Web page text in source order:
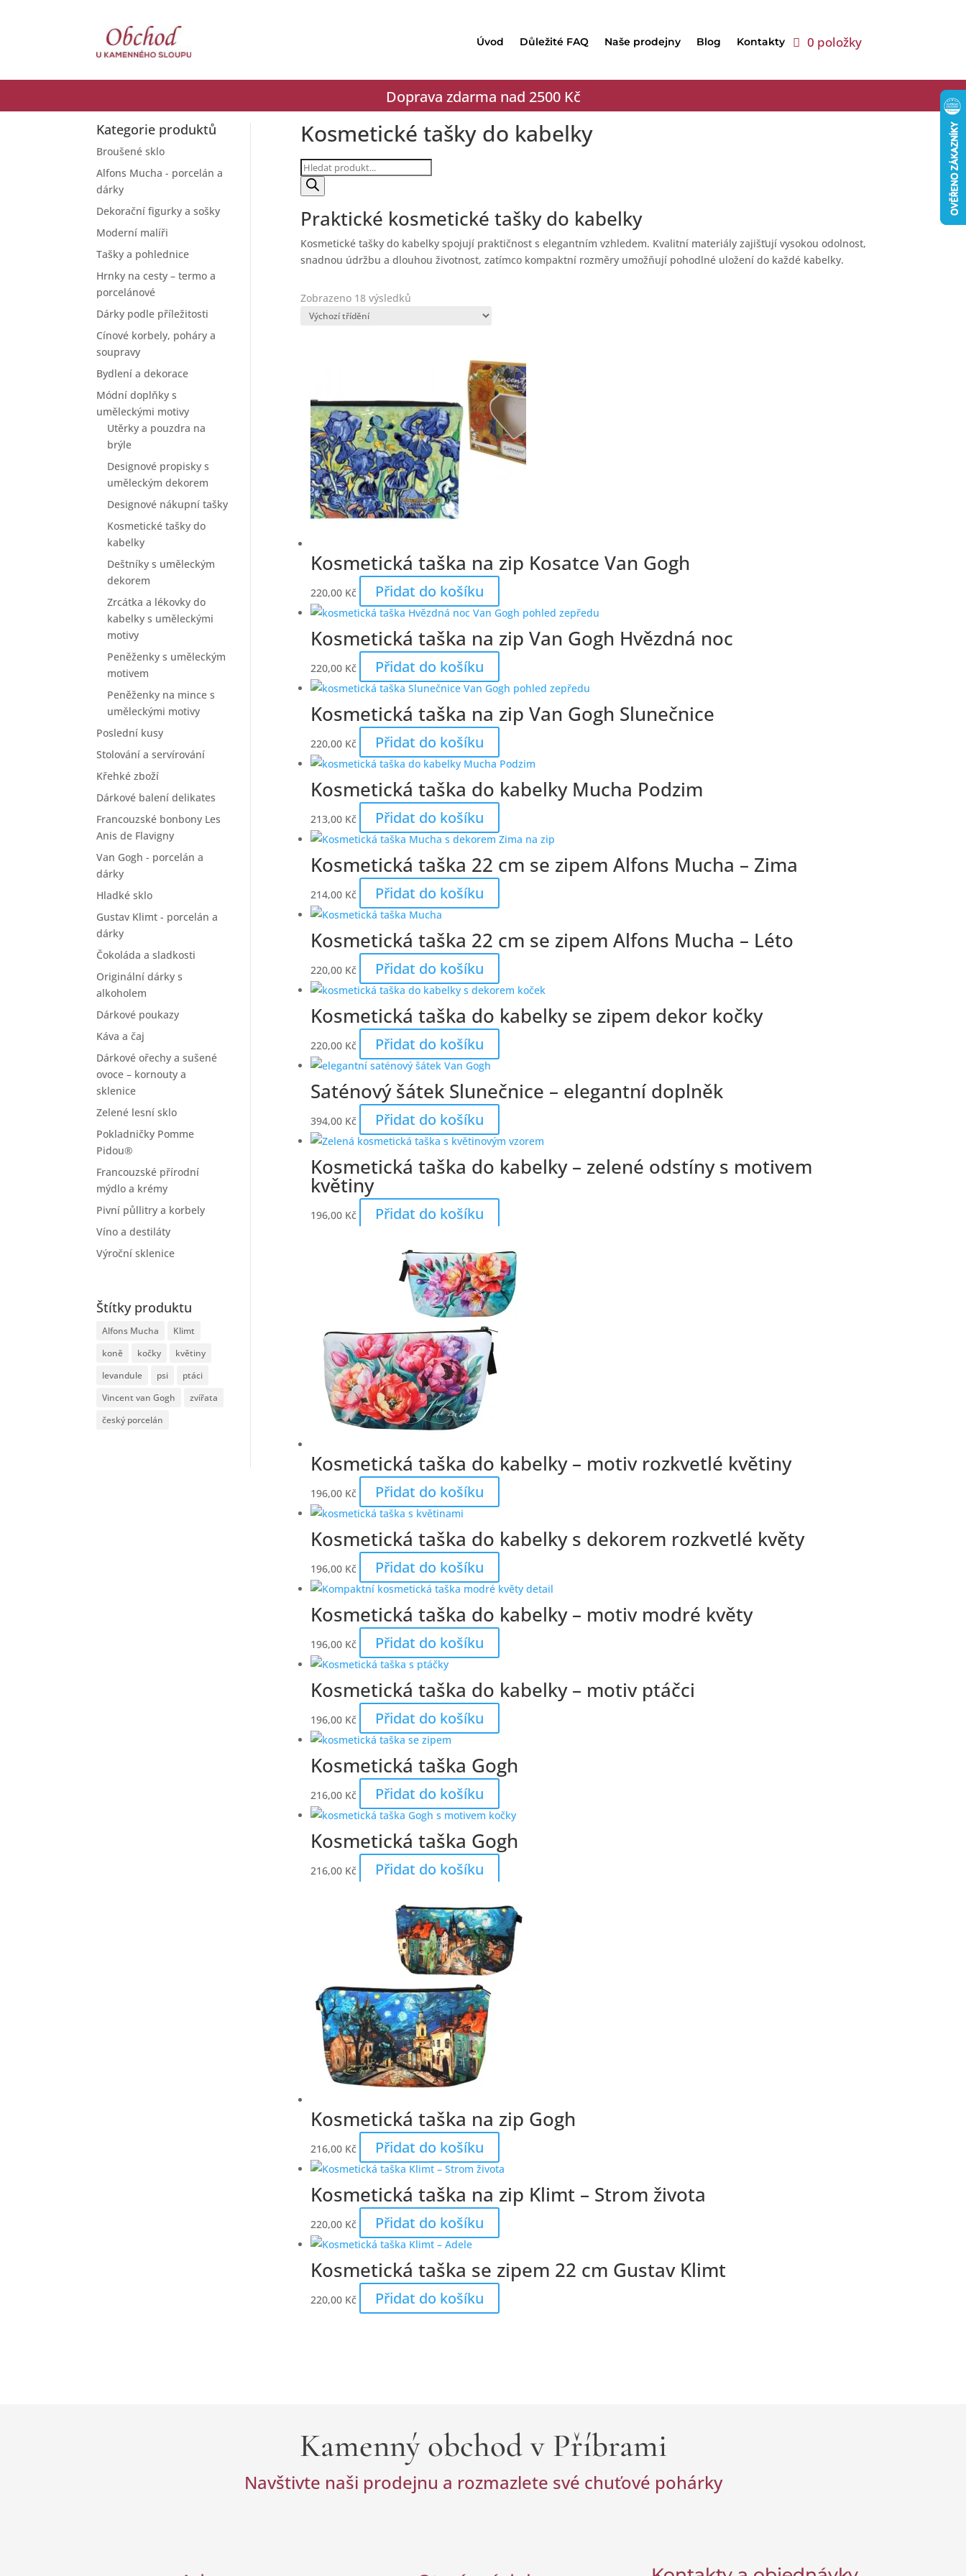
Úvod Důležité FAQ Naše prodejny Blog Kontakty 0 položky
Doprava zdarma nad 2500 Kč
Kategorie produktů
Broušené sklo
Alfons Mucha - porcelán a
dárky
Dekorační figurky a sošky
Moderní malíři
Tašky a pohlednice
Hrnky na cesty – termo a
porcelánové
Dárky podle příležitosti
Cínové korbely, poháry a
soupravy
Bydlení a dekorace
Módní doplňky s
uměleckými motivy
Utěrky a pouzdra na
brýle
Designové propisky s
uměleckým dekorem
Designové nákupní tašky
Kosmetické tašky do
kabelky
Deštníky s uměleckým
dekorem
Zrcátka a lékovky do
kabelky s uměleckými
motivy
Peněženky s uměleckým
motivem
Peněženky na mince s
uměleckými motivy
Poslední kusy
Stolování a servírování
Křehké zboží
Dárkové balení delikates
Francouzské bonbony Les
Anis de Flavigny
Van Gogh - porcelán a
dárky
Hladké sklo
Gustav Klimt - porcelán a
dárky
Čokoláda a sladkosti
Originální dárky s
alkoholem
Dárkové poukazy
Káva a čaj
Dárkové ořechy a sušené
ovoce – kornouty a
sklenice
Zelené lesní sklo
Pokladničky Pomme
Pidou®
Francouzské přírodní
mýdlo a krémy
Pivní půllitry a korbely
Víno a destiláty
Výroční sklenice
Štítky produktu
Alfons Mucha
Klimt
koně
kočky
květiny
levandule
psi
ptáci
Vincent van Gogh
zvířata
český porcelán
Kosmetické tašky do kabelky
Products
search
Praktické kosmetické tašky do kabelky
Kosmetické tašky do kabelky spojují praktičnost s elegantním vzhledem. Kvalitní materiály zajišťují vysokou odolnost,
snadnou údržbu a dlouhou životnost, zatímco kompaktní rozměry umožňují pohodlné uložení do každé kabelky.
Zobrazeno 18 výsledků
Kosmetická taška na zip Kosatce Van Gogh
220,00 Kč Přidat do košíku
Kosmetická taška na zip Van Gogh Hvězdná noc
220,00 Kč Přidat do košíku
Kosmetická taška na zip Van Gogh Slunečnice
220,00 Kč Přidat do košíku
Kosmetická taška do kabelky Mucha Podzim
213,00 Kč Přidat do košíku
Kosmetická taška 22 cm se zipem Alfons Mucha – Zima
214,00 Kč Přidat do košíku
Kosmetická taška 22 cm se zipem Alfons Mucha – Léto
220,00 Kč Přidat do košíku
Kosmetická taška do kabelky se zipem dekor kočky
220,00 Kč Přidat do košíku
Saténový šátek Slunečnice – elegantní doplněk
394,00 Kč Přidat do košíku
Kosmetická taška do kabelky – zelené odstíny s motivem
květiny
196,00 Kč Přidat do košíku
Kosmetická taška do kabelky – motiv rozkvetlé květiny
196,00 Kč Přidat do košíku
Kosmetická taška do kabelky s dekorem rozkvetlé květy
196,00 Kč Přidat do košíku
Kosmetická taška do kabelky – motiv modré květy
196,00 Kč Přidat do košíku
Kosmetická taška do kabelky – motiv ptáčci
196,00 Kč Přidat do košíku
Kosmetická taška Gogh
216,00 Kč Přidat do košíku
Kosmetická taška Gogh
216,00 Kč Přidat do košíku
Kosmetická taška na zip Gogh
216,00 Kč Přidat do košíku
Kosmetická taška na zip Klimt – Strom života
220,00 Kč Přidat do košíku
Kosmetická taška se zipem 22 cm Gustav Klimt
220,00 Kč Přidat do košíku
Kamenný obchod v Příbrami
Navštivte naši prodejnu a rozmazlete své chuťové pohárky